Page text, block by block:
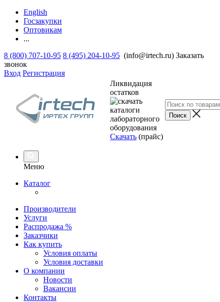
English
Госзакупки
Оптовикам
...
8 (800) 707-10-95 8 (495) 204-10-95 (info@irtech.ru) Заказать
звонок
Вход Регистрация
Ликвидация
остатков
Скачать (прайс)
Меню
Каталог
Производители
Услуги
Распродажа %
Заказчики
Как купить
Условия оплаты
Условия доставки
О компании
Новости
Вакансии
Контакты